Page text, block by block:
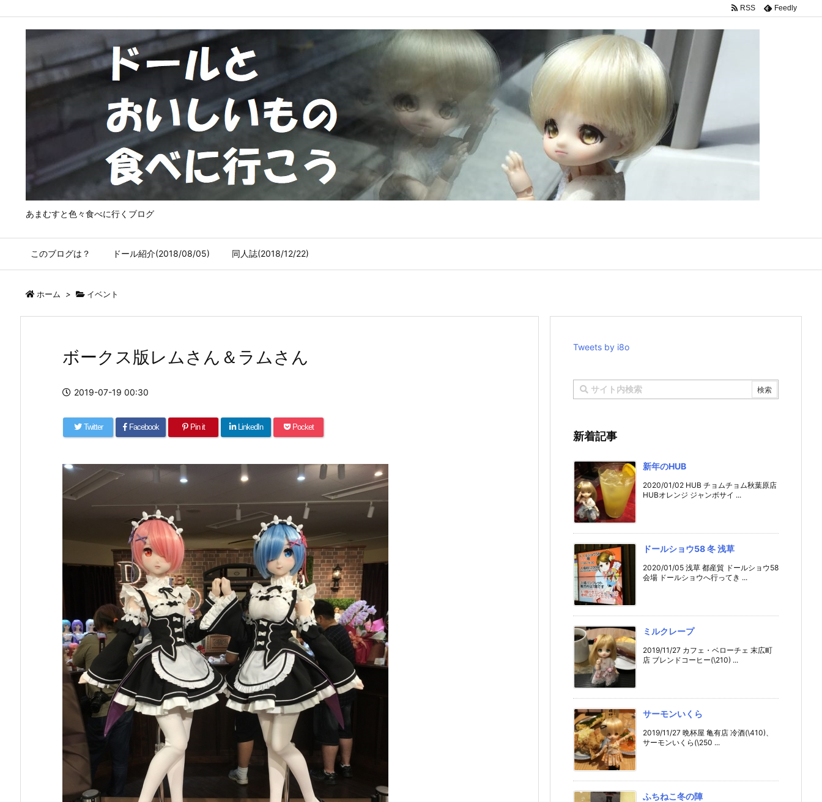
あまむすと色々食べに行くブログ
このブログは？ ドール紹介(2018/08/05) 同人誌(2018/12/22)
RSS Feedly
ホーム > イベント
ボークス版レムさん＆ラムさん
2019-07-19 00:30
Twitter Facebook Pin it LinkedIn Pocket
Tweets by i8o
新着記事
新年のHUB
2020/01/02 HUB チョムチョム秋葉原店
HUBオレンジ ジャンボサイ ...
ドールショウ58 冬 浅草
2020/01/05 浅草 都産貿 ドールショウ58
会場 ドールショウへ行ってき ...
ミルクレープ
2019/11/27 カフェ・ベローチェ 末広町
店 ブレンドコーヒー(\210) ...
サーモンいくら
2019/11/27 晩杯屋 亀有店 冷酒(\410)、
サーモンいくら(\250 ...
ふちねこ冬の陣